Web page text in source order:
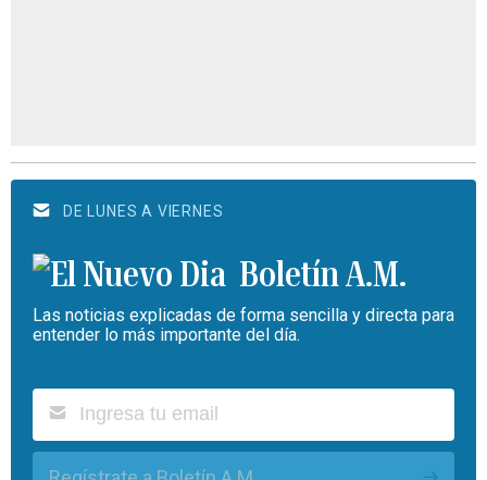
DE LUNES A VIERNES
Boletín A.M.
Las noticias explicadas de forma sencilla y directa para
entender lo más importante del día.